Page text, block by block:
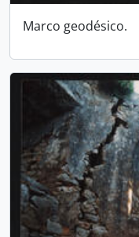
Marco geodésico.